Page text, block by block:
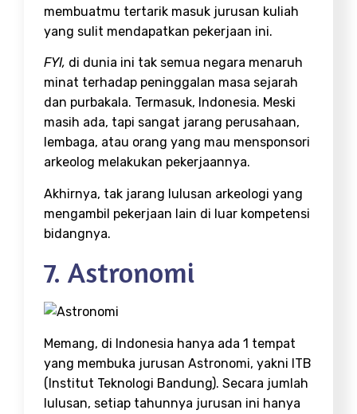
membuatmu tertarik masuk jurusan kuliah
yang sulit mendapatkan pekerjaan ini.
FYI, di dunia ini tak semua negara menaruh
minat terhadap peninggalan masa sejarah
dan purbakala. Termasuk, Indonesia. Meski
masih ada, tapi sangat jarang perusahaan,
lembaga, atau orang yang mau mensponsori
arkeolog melakukan pekerjaannya.
Akhirnya, tak jarang lulusan arkeologi yang
mengambil pekerjaan lain di luar kompetensi
bidangnya.
7. Astronomi
Memang, di Indonesia hanya ada 1 tempat
yang membuka jurusan Astronomi, yakni ITB
(Institut Teknologi Bandung). Secara jumlah
lulusan, setiap tahunnya jurusan ini hanya